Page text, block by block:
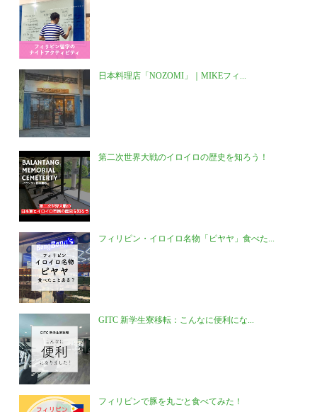
日本料理店「NOZOMI」｜MIKEフィ...
第二次世界大戦のイロイロの歴史を知ろう！
フィリピン・イロイロ名物「ピヤヤ」食べた...
GITC 新学生寮移転：こんなに便利にな...
フィリピンで豚を丸ごと食べてみた！